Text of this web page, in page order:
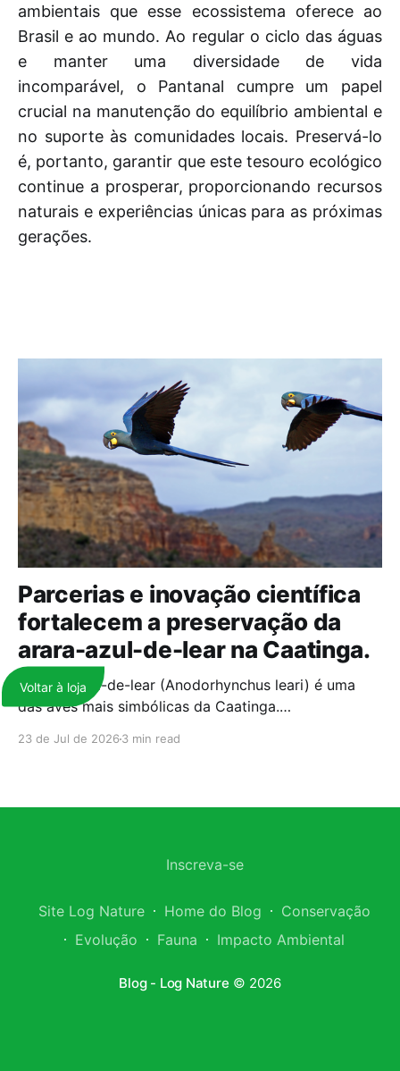
Voltar à loja
ambientais que esse ecossistema oferece ao
Brasil e ao mundo. Ao regular o ciclo das águas
e manter uma diversidade de vida
incomparável, o Pantanal cumpre um papel
crucial na manutenção do equilíbrio ambiental e
no suporte às comunidades locais. Preservá-lo
é, portanto, garantir que este tesouro ecológico
continue a prosperar, proporcionando recursos
naturais e experiências únicas para as próximas
gerações.
Parcerias e inovação científica
fortalecem a preservação da
arara-azul-de-lear na Caatinga.
A arara-azul-de-lear (Anodorhynchus leari) é uma
das aves mais simbólicas da Caatinga.
23 de Jul de 2026 3 min read
Inscreva-se
Site Log Nature Home do Blog
Conservação
Evolução
Fauna Impacto Ambiental
Blog - Log Nature © 2026